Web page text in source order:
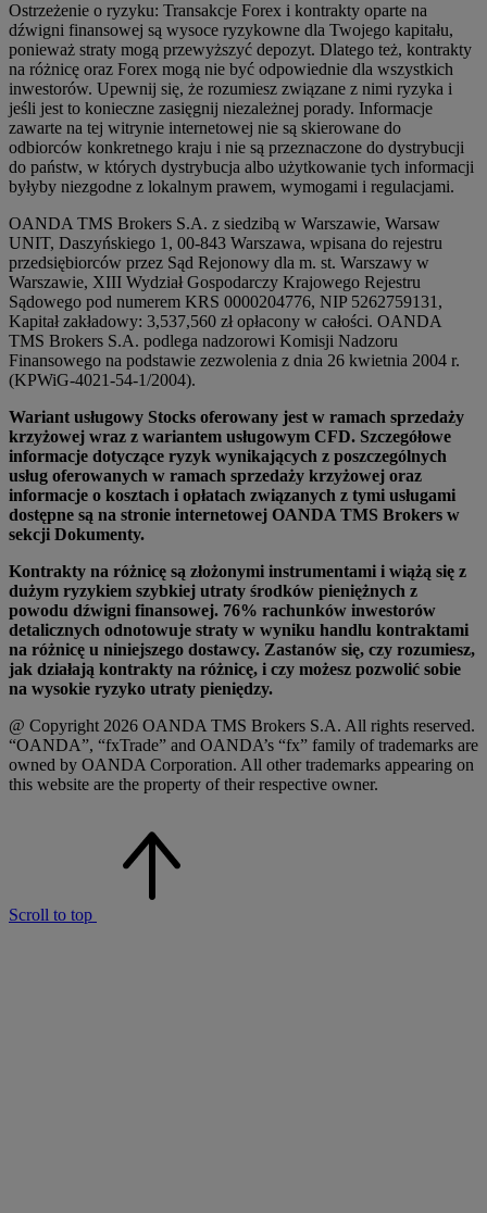
Ostrzeżenie o ryzyku: Transakcje Forex i kontrakty oparte na
dźwigni finansowej są wysoce ryzykowne dla Twojego kapitału,
ponieważ straty mogą przewyższyć depozyt. Dlatego też, kontrakty
na różnicę oraz Forex mogą nie być odpowiednie dla wszystkich
inwestorów. Upewnij się, że rozumiesz związane z nimi ryzyka i
jeśli jest to konieczne zasięgnij niezależnej porady. Informacje
zawarte na tej witrynie internetowej nie są skierowane do
odbiorców konkretnego kraju i nie są przeznaczone do dystrybucji
do państw, w których dystrybucja albo użytkowanie tych informacji
byłyby niezgodne z lokalnym prawem, wymogami i regulacjami.
OANDA TMS Brokers S.A. z siedzibą w Warszawie, Warsaw
UNIT, Daszyńskiego 1, 00-843 Warszawa, wpisana do rejestru
przedsiębiorców przez Sąd Rejonowy dla m. st. Warszawy w
Warszawie, XIII Wydział Gospodarczy Krajowego Rejestru
Sądowego pod numerem KRS 0000204776, NIP 5262759131,
Kapitał zakładowy: 3,537,560 zł opłacony w całości. OANDA
TMS Brokers S.A. podlega nadzorowi Komisji Nadzoru
Finansowego na podstawie zezwolenia z dnia 26 kwietnia 2004 r.
(KPWiG-4021-54-1/2004).
Wariant usługowy Stocks oferowany jest w ramach sprzedaży
krzyżowej wraz z wariantem usługowym CFD. Szczegółowe
informacje dotyczące ryzyk wynikających z poszczególnych
usług oferowanych w ramach sprzedaży krzyżowej oraz
informacje o kosztach i opłatach związanych z tymi usługami
dostępne są na stronie internetowej OANDA TMS Brokers w
sekcji Dokumenty.
Kontrakty na różnicę są złożonymi instrumentami i wiążą się z
dużym ryzykiem szybkiej utraty środków pieniężnych z
powodu dźwigni finansowej. 76% rachunków inwestorów
detalicznych odnotowuje straty w wyniku handlu kontraktami
na różnicę u niniejszego dostawcy. Zastanów się, czy rozumiesz,
jak działają kontrakty na różnicę, i czy możesz pozwolić sobie
na wysokie ryzyko utraty pieniędzy.
@ Copyright 2026 OANDA TMS Brokers S.A. All rights reserved.
“OANDA”, “fxTrade” and OANDA’s “fx” family of trademarks are
owned by OANDA Corporation. All other trademarks appearing on
this website are the property of their respective owner.
Scroll to top